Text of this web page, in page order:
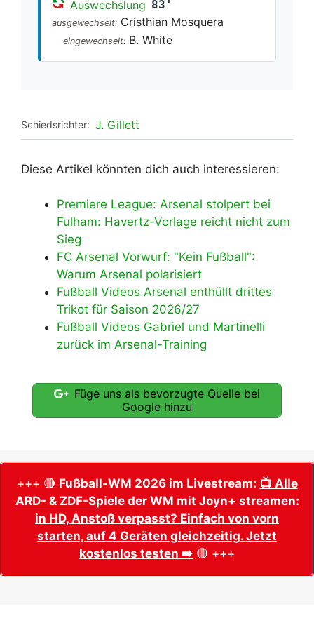
Auswechslung 83'
ausgewechselt: Cristhian Mosquera
eingewechselt: B. White
Schiedsrichter: J. Gillett
Diese Artikel könnten dich auch interessieren:
Premiere League: Arsenal stolpert bei
Fulham: Havertz-Vorlage reicht nicht zum
Sieg
FC Arsenal Vorwurf: "Kein Fußball":
Warum Arsenal polarisiert
Fußball Videos Arsenal enthüllt drittes
Trikot für Saison 2026/27
Fußball Videos Gabriel und Martinelli
zurück im Arsenal-Training
Füge uns als bevorzugte Quelle bei
Google hinzu
+++ 🔴 Fußball-WM 2026 im Livestream: 📺 Alle
ARD- & ZDF-Spiele der WM mit Joyn+ streamen:
in HD, Anstoß verpasst? Einfach von vorn
starten, auf 4 Geräten gleichzeitig. Jetzt
kostenlos testen ➡️ 🔴 +++